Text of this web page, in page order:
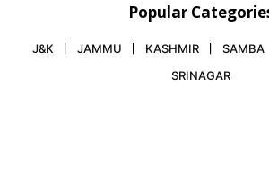
Popular
J&K JAMMU KASHMIR SAMBA
SRINAGAR